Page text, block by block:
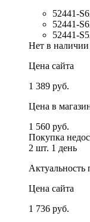
52441-
52441-
52441-
Нет в наличии
Цена сайта
1 389 руб.
Цена в
1 560 руб.
Покупка
2 шт. 1 день
Актуальность
Цена сайта
1 736 руб.